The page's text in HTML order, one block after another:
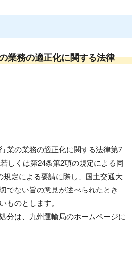
業務の適正化に関する法律
業の業務の適正化に関する法律第7
しくは第24条第2項の規定による同
規定による要請に際し、国土交通大
でない旨の意見が述べられたとき
ものとします。
分は、九州運輸局のホームページに